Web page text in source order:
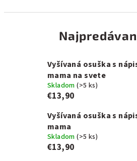
Vyšívaná osuška s
mama na svete
Skladom(>5 ks)
€13,90
Vyšívaná osuška s
mama
Skladom(>5 ks)
€13,90